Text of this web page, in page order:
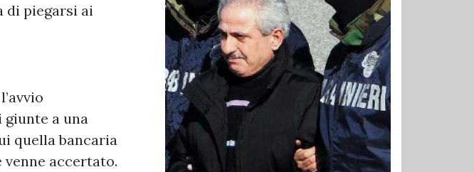
di piegarsi ai
a una
quella bancaria
accertato.